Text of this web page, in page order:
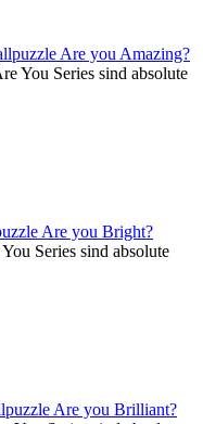
Are you Amazing?
You Series sind absolute
Are you Bright?
Series sind absolute
Are you Brilliant?